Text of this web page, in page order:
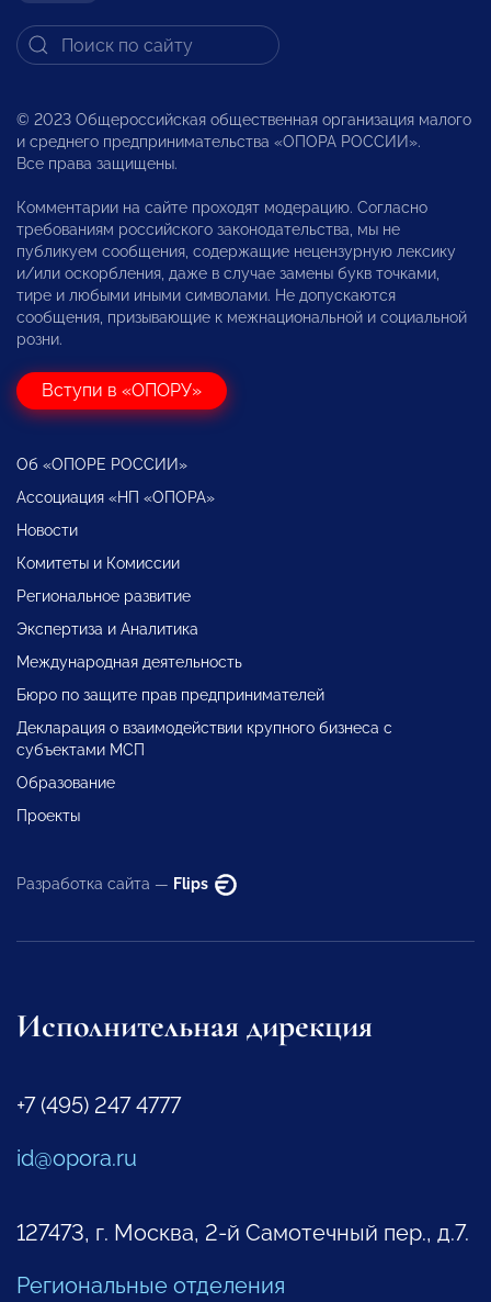
© 2023 Общероссийская общественная организация малого
и среднего предпринимательства «ОПОРА РОССИИ».
Все права защищены.
Комментарии на сайте проходят модерацию. Согласно
требованиям российского законодательства, мы не
публикуем сообщения, содержащие нецензурную лексику
и/или оскорбления, даже в случае замены букв точками,
тире и любыми иными символами. Не допускаются
сообщения, призывающие к межнациональной и социальной
розни.
Вступи в «ОПОРУ»
Об «ОПОРЕ РОССИИ»
Ассоциация «НП «ОПОРА»
Новости
Комитеты и Комиссии
Региональное развитие
Экспертиза и Аналитика
Международная деятельность
Бюро по защите прав предпринимателей
Декларация о взаимодействии крупного бизнеса с
субъектами МСП
Образование
Проекты
Разработка сайта — Flips
Исполнительная дирекция
+7 (495) 247 4777
id@opora.ru
127473, г. Москва, 2-й Самотечный пер., д.7.
Региональные отделения